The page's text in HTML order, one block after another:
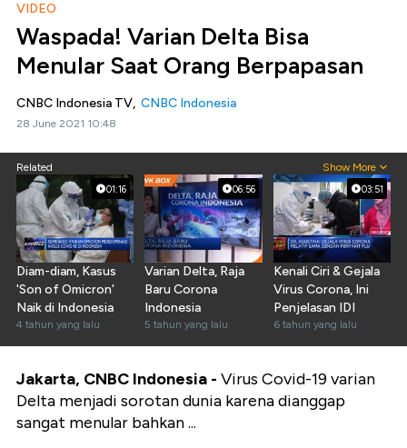
VIDEO
Waspada! Varian Delta Bisa
Menular Saat Orang Berpapasan
CNBC Indonesia TV, CNBC Indonesia
28 June 2021 10:48
Related Show More
01:16
Diam-diam, Kasus
'Son of Omicron'
Naik di Indonesia
4 tahun yang lalu
06:56
Varian Delta, Raja
Baru Corona
Indonesia
5 tahun yang lalu
03:51
Kenali Ciri & Gejala
Virus Corona, Ini
Penjelasan IDI
6 tahun yang lalu
Jakarta, CNBC Indonesia - Virus Covid-19 varian
Delta menjadi sorotan dunia karena dianggap
sangat menular bahkan ...